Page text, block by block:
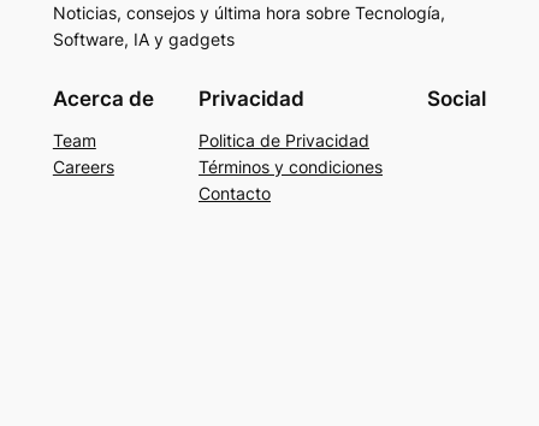
Noticias, consejos y última hora sobre Tecnología,
Software, IA y gadgets
Acerca de
Team
Careers
Privacidad
Politica de Privacidad
Términos y condiciones
Contacto
Social